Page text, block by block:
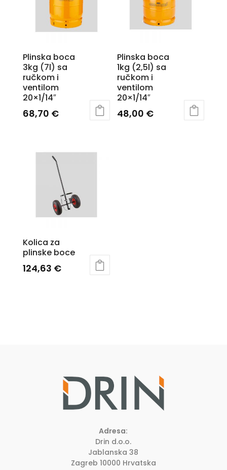
Plinska boca
3kg (7l) sa
ručkom i
ventilom
20×1/14″
68,70 €
Plinska boca
1kg (2,5l) sa
ručkom i
ventilom
20×1/14″
48,00 €
Kolica za
plinske boce
124,63 €
Adresa:
Drin d.o.o.
Jablanska 38
Zagreb 10000 Hrvatska